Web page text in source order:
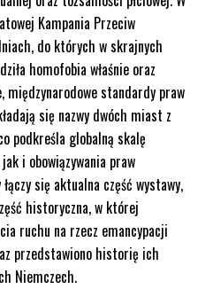
Kampania Przeciw
do których w skrajnych
homofobia właśnie oraz
międzynarodowe standardy praw
się nazwy dwóch miast z
podkreśla globalną skalę
i obowiązywania praw
się aktualna część wystawy,
historyczna, w której
ruchu na rzecz emancypacji
przedstawiono historię ich
Niemczech.